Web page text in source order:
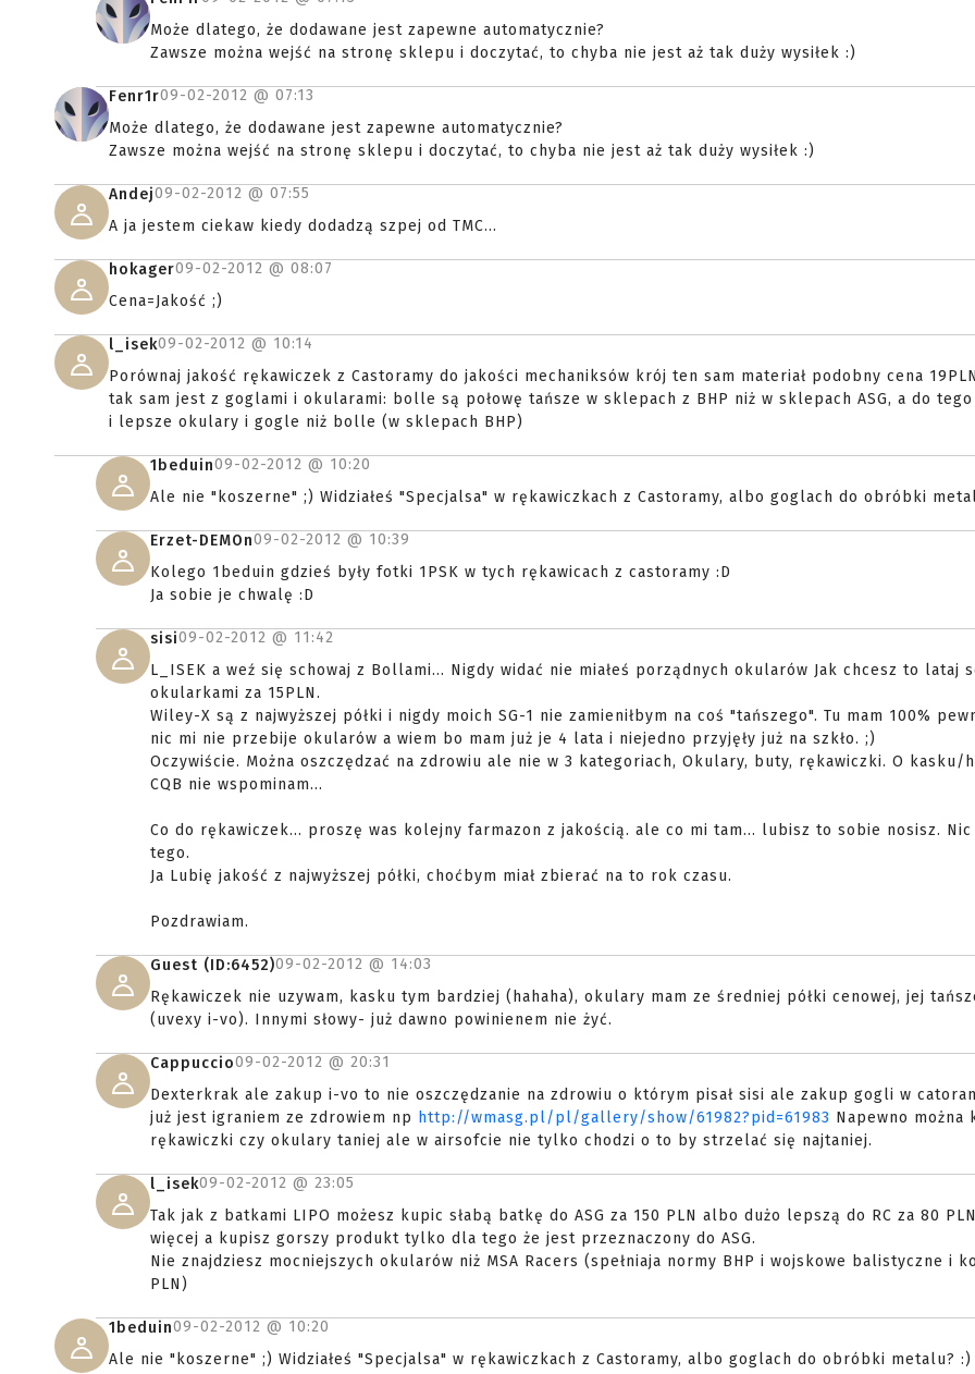
Może dlatego, że dodawane jest zapewne automatycznie?
Zawsze można wejść na stronę sklepu i doczytać, to chyba nie jest aż tak duży wysiłek :)
Fenr1r09-02-2012 @ 07:13
Może dlatego, że dodawane jest zapewne automatycznie?
Zawsze można wejść na stronę sklepu i doczytać, to chyba nie jest aż tak duży wysiłek :)
Andej09-02-2012 @ 07:55
A ja jestem ciekaw kiedy dodadzą szpej od TMC...
hokager09-02-2012 @ 08:07
Cena=Jakość ;)
l_isek09-02-2012 @ 10:14
Porównaj jakość rękawiczek z Castoramy do jakości mechaniksów krój ten sam materiał podobny cena
tak sam jest z goglami i okularami: bolle są połowę tańsze w sklepach z BHP niż w sklepach ASG, a do
i lepsze okulary i gogle niż bolle (w sklepach BHP)
1beduin09-02-2012 @ 10:20
Ale nie "koszerne" ;) Widziałeś "Specjalsa" w rękawiczkach z Castoramy, albo goglach do obróbki
Erzet-DEMOn09-02-2012 @ 10:39
Kolego 1beduin gdzieś były fotki 1PSK w tych rękawicach z castoramy :D
Ja sobie je chwalę :D
sisi09-02-2012 @ 11:42
L_ISEK a weź się schowaj z Bollami... Nigdy widać nie miałeś porządnych okularów Jak chcesz to lataj
okularkami za 15PLN.
Wiley-X są z najwyższej półki i nigdy moich SG-1 nie zamieniłbym na coś "tańszego". Tu mam 100%
nic mi nie przebije okularów a wiem bo mam już je 4 lata i niejedno przyjęły już na szkło. ;)
Oczywiście. Można oszczędzać na zdrowiu ale nie w 3 kategoriach, Okulary, buty, rękawiczki. O kasku/
CQB nie wspominam...
Co do rękawiczek... proszę was kolejny farmazon z jakością. ale co mi tam... lubisz to sobie nosisz.
tego.
Ja Lubię jakość z najwyższej półki, choćbym miał zbierać na to rok czasu.
Pozdrawiam.
Guest (ID:6452)09-02-2012 @ 14:03
Rękawiczek nie uzywam, kasku tym bardziej (hahaha), okulary mam ze średniej półki cenowej, jej
(uvexy i-vo). Innymi słowy- już dawno powinienem nie żyć.
Cappuccio09-02-2012 @ 20:31
Dexterkrak ale zakup i-vo to nie oszczędzanie na zdrowiu o którym pisał sisi ale zakup gogli w
już jest igraniem ze zdrowiem np http://wmasg.pl/pl/gallery/show/61982?pid=61983 Napewno można
rękawiczki czy okulary taniej ale w airsofcie nie tylko chodzi o to by strzelać się najtaniej.
l_isek09-02-2012 @ 23:05
Tak jak z batkami LIPO możesz kupic słabą batkę do ASG za 150 PLN albo dużo lepszą do RC za 80
więcej a kupisz gorszy produkt tylko dla tego że jest przeznaczony do ASG.
Nie znajdziesz mocniejszych okularów niż MSA Racers (spełniaja normy BHP i wojskowe balistyczne i
PLN)
1beduin09-02-2012 @ 10:20
Ale nie "koszerne" ;) Widziałeś "Specjalsa" w rękawiczkach z Castoramy, albo goglach do obróbki metalu? :)